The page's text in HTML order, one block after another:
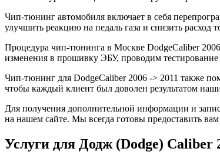
Чип-тюнинг автомобиля включает в себя
улучшить реакцию на педаль газа и снизить
Процедура чип-тюнинга в Москве DodgeCaliber
изменения в прошивку ЭБУ, проводим
Чип-тюнинг для DodgeCaliber 2006 -> 2011 также
чтобы каждый клиент был доволен результатом
Для получения дополнительной информации и
на нашем сайте. Мы всегда готовы предоставить
Услуги для Додж (Dodge) Caliber